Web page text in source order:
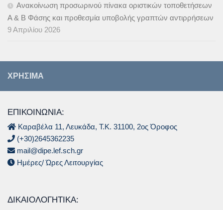
Ανακοίνωση προσωρινού πίνακα οριστικών τοποθετήσεων
Α & B Φάσης και προθεσμία υποβολής γραπτών αντιρρήσεων
9 Απριλίου 2026
ΧΡΉΣΙΜΑ
ΕΠΙΚΟΙΝΩΝΙΑ:
Καραβέλα 11, Λευκάδα, Τ.Κ. 31100, 2ος Όροφος
(+30)2645362235
mail@dipe.lef.sch.gr
Ημέρες/ Ώρες Λειτουργίας
ΔΙΚΑΙΟΛΟΓΗΤΙΚΆ: